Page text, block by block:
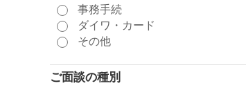
事務手続
ダイワ・カード
その他
ご面談の種別